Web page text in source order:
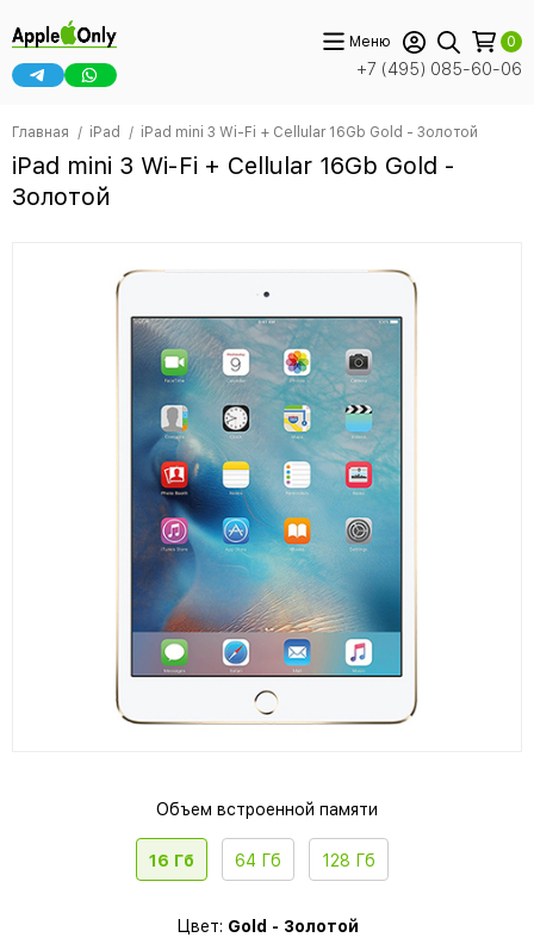
+7 (495) 085-60-06
Меню 0
Главная iPad iPad mini 3 Wi-Fi + Cellular 16Gb Gold - Золотой
iPad mini 3 Wi-Fi + Cellular 16Gb Gold -
Золотой
Объем встроенной памяти
16 Гб 64 Гб 128 Гб
Цвет: Gold - Золотой